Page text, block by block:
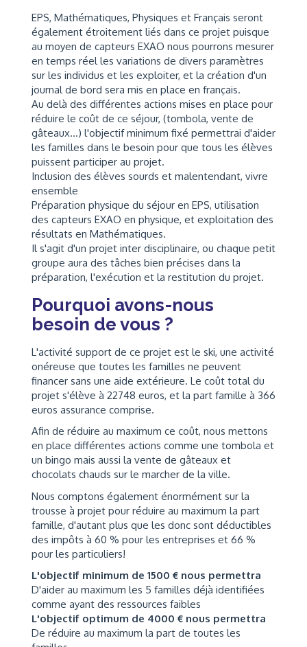
EPS, Mathématiques, Physiques et Français seront
également étroitement liés dans ce projet puisque
au moyen de capteurs EXAO nous pourrons mesurer
en temps réel les variations de divers paramètres
sur les individus et les exploiter, et la création d'un
journal de bord sera mis en place en français.
Au delà des différentes actions mises en place pour
réduire le coût de ce séjour, (tombola, vente de
gâteaux...) l'objectif minimum fixé permettrai d'aider
les familles dans le besoin pour que tous les élèves
puissent participer au projet.
Inclusion des élèves sourds et malentendant, vivre
ensemble
Préparation physique du séjour en EPS, utilisation
des capteurs EXAO en physique, et exploitation des
résultats en Mathématiques.
Il s'agit d'un projet inter disciplinaire, ou chaque petit
groupe aura des tâches bien précises dans la
préparation, l'exécution et la restitution du projet.
Pourquoi avons-nous
besoin de vous ?
L'activité support de ce projet est le ski, une activité
onéreuse que toutes les familles ne peuvent
financer sans une aide extérieure. Le coût total du
projet s'élève à 22748 euros, et la part famille à 366
euros assurance comprise.
Afin de réduire au maximum ce coût, nous mettons
en place différentes actions comme une tombola et
un bingo mais aussi la vente de gâteaux et
chocolats chauds sur le marcher de la ville.
Nous comptons également énormément sur la
trousse à projet pour réduire au maximum la part
famille, d'autant plus que les donc sont déductibles
des impôts à 60 % pour les entreprises et 66 %
pour les particuliers!
L'objectif minimum de 1500 € nous permettra
D'aider au maximum les 5 familles déjà identifiées
comme ayant des ressources faibles
L'objectif optimum de 4000 € nous permettra
De réduire au maximum la part de toutes les